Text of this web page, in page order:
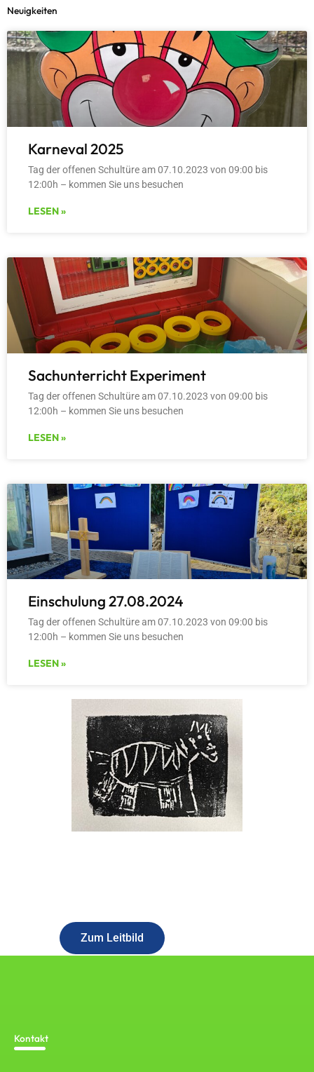
Neuigkeiten
Karneval 2025
Tag der offenen Schultüre am 07.10.2023 von 09:00 bis
12:00h – kommen Sie uns besuchen
LESEN »
Sachunterricht Experiment
Tag der offenen Schultüre am 07.10.2023 von 09:00 bis
12:00h – kommen Sie uns besuchen
LESEN »
Einschulung 27.08.2024
Tag der offenen Schultüre am 07.10.2023 von 09:00 bis
12:00h – kommen Sie uns besuchen
LESEN »
Zum Leitbild
Kontakt